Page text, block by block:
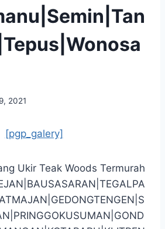
2021
[pgp_galery]
Ukir Teak Woods Termurah